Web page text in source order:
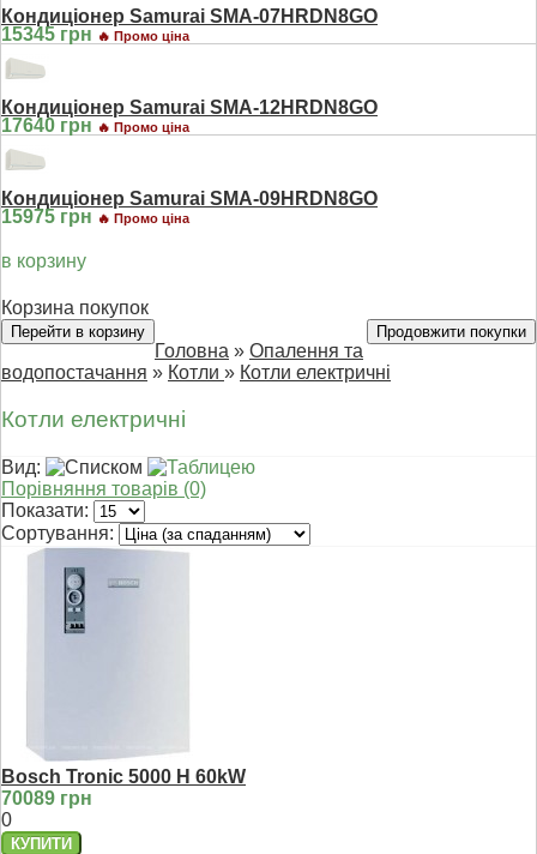
Кондиціонер Samurai SMA-07HRDN8GO
15345 грн 🔥 Промо ціна
Кондиціонер Samurai SMA-12HRDN8GO
17640 грн 🔥 Промо ціна
Кондиціонер Samurai SMA-09HRDN8GO
15975 грн 🔥 Промо ціна
в корзину
Корзина покупок
Перейти в корзину Продовжити покупки
Головна » Опалення та
водопостачання » Котли » Котли електричні
Котли електричні
Вид:
Порівняння товарів (0)
Показати:
Сортування:
Bosch Tronic 5000 H 60kW
70089 грн
0